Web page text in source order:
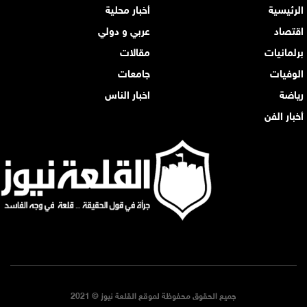
الرئيسية
أخبار محلية
اقتصاد
عربي و دولي
برلمانيات
مقالات
الوفيات
جامعات
رياضة
اخبار الناس
أخبار الفن
جميع الحقوق محفوظة لموقع القلعة نيوز © 2021